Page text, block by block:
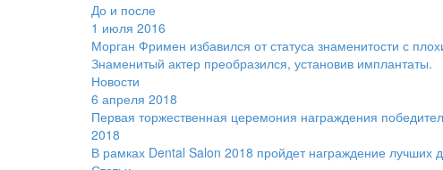
До и после
1 июля 2016
Морган Фримен избавился от статуса знаменитости с
Знаменитый актер преобразился, установив имплантаты.
Новости
6 апреля 2018
Первая торжественная церемония награждения
2018
В рамках Dental Salon 2018 пройдет награждение лучших